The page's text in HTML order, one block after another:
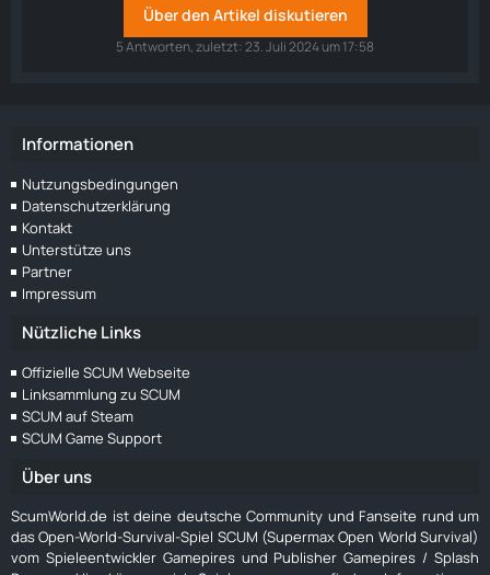
Über den Artikel diskutieren
5 Antworten, zuletzt:23. Juli 2024 um 17:58
Informationen
Nutzungsbedingungen
Datenschutzerklärung
Kontakt
Unterstütze uns
Partner
Impressum
Nützliche Links
Offizielle SCUM Webseite
Linksammlung zu SCUM
SCUM auf Steam
SCUM Game Support
Über uns
ScumWorld.de ist deine deutsche Community und Fanseite rund um
das Open-World-Survival-Spiel SCUM (Supermax Open World Survival)
vom Spieleentwickler Gamepires und Publisher Gamepires / Splash